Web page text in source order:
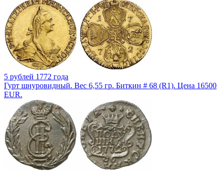
5 рублей 1772 года
Гурт шнуровидный. Вес 6,55 гр. Биткин # 68 (R1). Цена 16500
EUR.